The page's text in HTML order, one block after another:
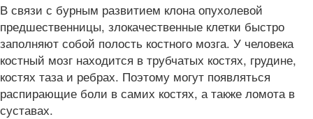
В связи с бурным развитием клона опухолевой
предшественницы, злокачественные клетки быстро
заполняют собой полость костного мозга. У человека
костный мозг находится в трубчатых костях, грудине,
костях таза и ребрах. Поэтому могут появляться
распирающие боли в самих костях, а также ломота в
суставах.